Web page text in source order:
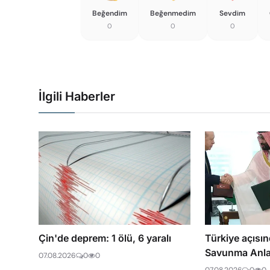
Beğendim
0
Beğenmedim
0
Sevdim
0
İlgili Haberler
Çin'de deprem: 1 ölü, 6 yaralı
07.08.2026 0 0
Türkiye
Savunma